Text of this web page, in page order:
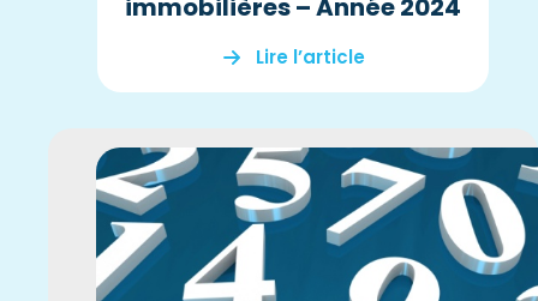
immobilières – Année 2024
Lire l’article